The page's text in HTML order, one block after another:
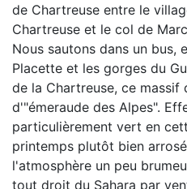
de Chartreuse entre le
Chartreuse et le col de
Nous sautons dans un bus,
Placette et les gorges du
de la Chartreuse, ce massif
d'"émeraude des Alpes".
particulièrement vert en
printemps plutôt bien
l'atmosphère un peu
tout droit du Sahara par